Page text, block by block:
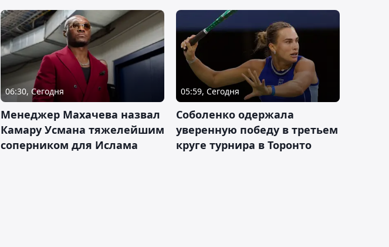
06:30, Сегодня
Менеджер Махачева назвал
Камару Усмана тяжелейшим
соперником для Ислама
05:59, Сегодня
Соболенко одержала
уверенную победу в третьем
круге турнира в Торонто